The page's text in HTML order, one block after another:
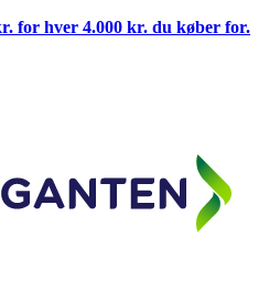
for hver 4.000 kr. du køber for.